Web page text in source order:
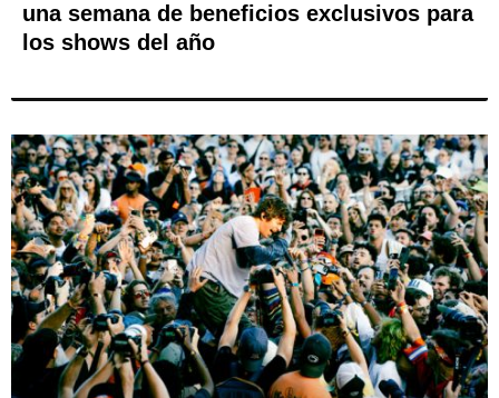
una semana de beneficios exclusivos para
los shows del año